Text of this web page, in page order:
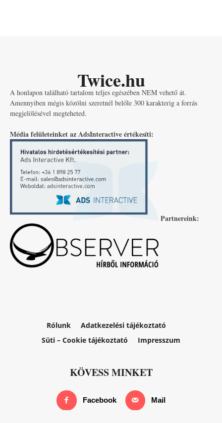
Twice.hu
A honlapon található tartalom teljes egészében NEM vehető át.
Amennyiben mégis közölni szeretnél belőle 300 karakterig a forrás
megjelölésével megteheted.
Média felületeinket az AdsInteractive értékesíti:
Partnereink:
Rólunk
Adatkezelési tájékoztató
Süti – Cookie tájékoztató
Impresszum
KÖVESS MINKET
Facebook Mail